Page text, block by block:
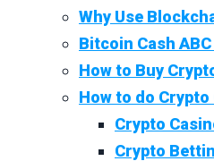
Why Use
Bitcoin Cash
How to Buy
How to do Crypto
Crypto
Crypto